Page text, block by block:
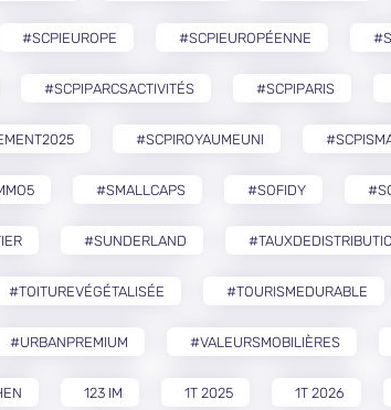
#SCPIEUROPE #SCPIEUROPÉENNE
#SCPIPARCSACTIVITÉS #SCPIPARIS
#SCPIROYAUMEUNI
#SMALLCAPS #SOFIDY
#SUNDERLAND
#TOITUREVÉGÉTALISÉE #TOURISMEDURABLE
#URBANPREMIUM #VALEURSMOBILIÈRES
123 IM 1T 2025 1T 2026